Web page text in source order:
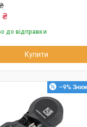
₴
до відправки
Купити
–9%